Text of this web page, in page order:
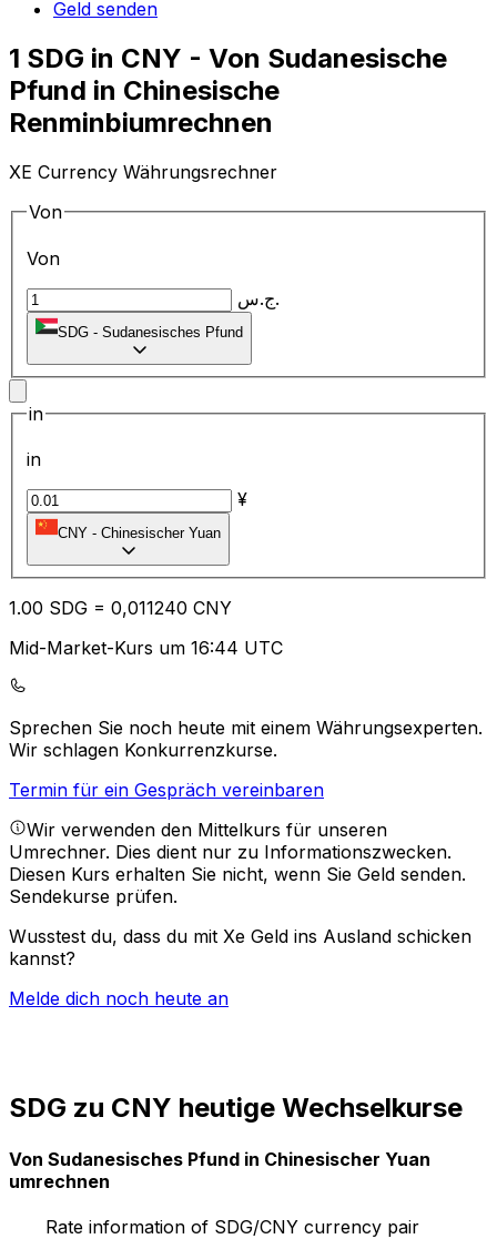
Geld senden
1 SDG in CNY - Von Sudanesische
Pfund in Chinesische
Renminbiumrechnen
XE Currency Währungsrechner
Von
Von
ج.س.
SDG - Sudanesisches Pfund
in
in
¥
CNY - Chinesischer Yuan
1.00 SDG = 0,011240 CNY
Mid-Market-Kurs um 16:44 UTC
Sprechen Sie noch heute mit einem Währungsexperten.
Wir schlagen Konkurrenzkurse.
Termin für ein Gespräch vereinbaren
Wir verwenden den Mittelkurs für unseren
Umrechner. Dies dient nur zu Informationszwecken.
Diesen Kurs erhalten Sie nicht, wenn Sie Geld senden.
Sendekurse prüfen.
Wusstest du, dass du mit Xe Geld ins Ausland schicken
kannst?
Melde dich noch heute an
SDG zu CNY heutige Wechselkurse
Von Sudanesisches Pfund in Chinesischer Yuan
umrechnen
Rate information of SDG/CNY currency pair